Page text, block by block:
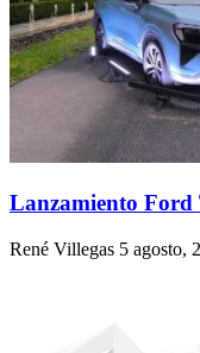
Lanzamiento
René Villegas 5 agosto,